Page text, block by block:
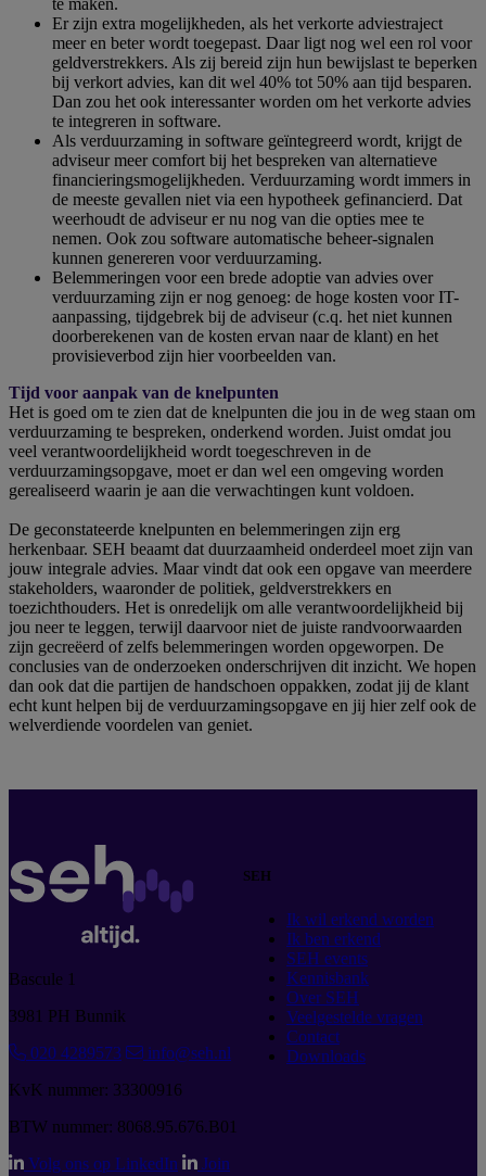
te maken.
Er zijn extra mogelijkheden, als het verkorte adviestraject
meer en beter wordt toegepast. Daar ligt nog wel een rol voor
geldverstrekkers. Als zij bereid zijn hun bewijslast te beperken
bij verkort advies, kan dit wel 40% tot 50% aan tijd besparen.
Dan zou het ook interessanter worden om het verkorte advies
te integreren in software.
Als verduurzaming in software geïntegreerd wordt, krijgt de
adviseur meer comfort bij het bespreken van alternatieve
financieringsmogelijkheden. Verduurzaming wordt immers in
de meeste gevallen niet via een hypotheek gefinancierd. Dat
weerhoudt de adviseur er nu nog van die opties mee te
nemen. Ook zou software automatische beheer-signalen
kunnen genereren voor verduurzaming.
Belemmeringen voor een brede adoptie van advies over
verduurzaming zijn er nog genoeg: de hoge kosten voor IT-
aanpassing, tijdgebrek bij de adviseur (c.q. het niet kunnen
doorberekenen van de kosten ervan naar de klant) en het
provisieverbod zijn hier voorbeelden van.
Tijd voor aanpak van de knelpunten
Het is goed om te zien dat de knelpunten die jou in de weg staan om
verduurzaming te bespreken, onderkend worden. Juist omdat jou
veel verantwoordelijkheid wordt toegeschreven in de
verduurzamingsopgave, moet er dan wel een omgeving worden
gerealiseerd waarin je aan die verwachtingen kunt voldoen.
De geconstateerde knelpunten en belemmeringen zijn erg
herkenbaar. SEH beaamt dat duurzaamheid onderdeel moet zijn van
jouw integrale advies. Maar vindt dat ook een opgave van meerdere
stakeholders, waaronder de politiek, geldverstrekkers en
toezichthouders. Het is onredelijk om alle verantwoordelijkheid bij
jou neer te leggen, terwijl daarvoor niet de juiste randvoorwaarden
zijn gecreëerd of zelfs belemmeringen worden opgeworpen. De
conclusies van de onderzoeken onderschrijven dit inzicht. We hopen
dan ook dat die partijen de handschoen oppakken, zodat jij de klant
echt kunt helpen bij de verduurzamingsopgave en jij hier zelf ook de
welverdiende voordelen van geniet.
Bascule 1
3981 PH Bunnik
020 4289573
info@seh.nl
KvK nummer: 33300916
BTW nummer: 8068.95.676.B01
Volg ons op LinkedIn
Join
SEH
Ik wil erkend worden
Ik ben erkend
SEH events
Kennisbank
Over SEH
Veelgestelde vragen
Contact
Downloads